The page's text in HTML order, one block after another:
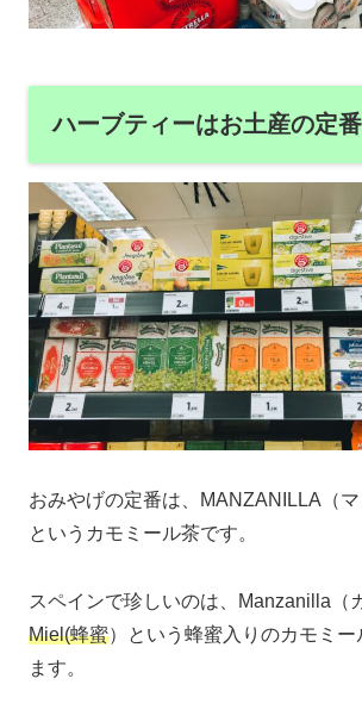
ハーブティーはお土産の定番
おみやげの定番は、MANZANILLA（マ
というカモミール茶です。
スペインで珍しいのは、Manzanilla（
Miel(蜂蜜）という蜂蜜入りのカモミー
ます。